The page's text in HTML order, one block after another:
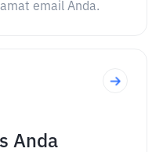
email Anda.
Anda